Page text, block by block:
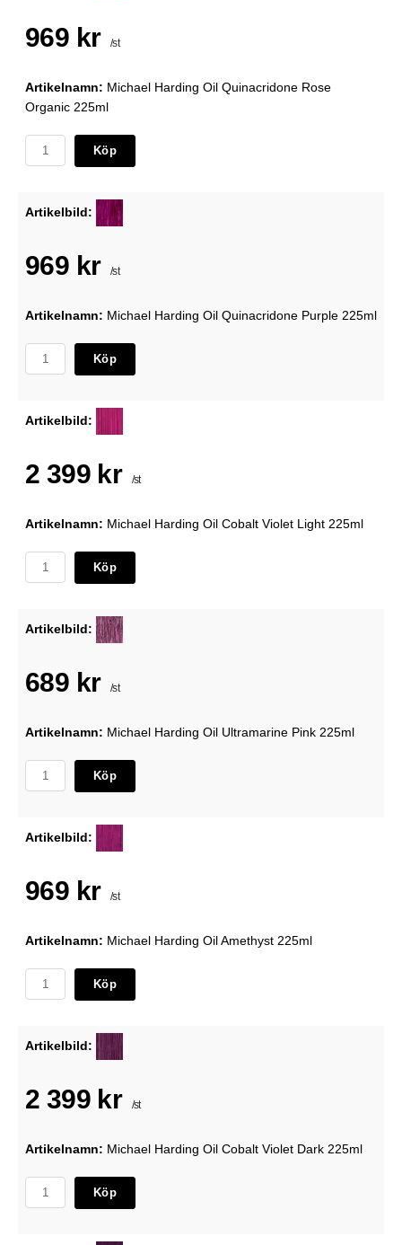
969 kr /st
Artikelnamn: Michael Harding Oil Quinacridone Rose
Organic 225ml
Köp
Artikelbild:
969 kr /st
Artikelnamn: Michael Harding Oil Quinacridone Purple 225ml
Köp
Artikelbild:
2 399 kr /st
Artikelnamn: Michael Harding Oil Cobalt Violet Light 225ml
Köp
Artikelbild:
689 kr /st
Artikelnamn: Michael Harding Oil Ultramarine Pink 225ml
Köp
Artikelbild:
969 kr /st
Artikelnamn: Michael Harding Oil Amethyst 225ml
Köp
Artikelbild:
2 399 kr /st
Artikelnamn: Michael Harding Oil Cobalt Violet Dark 225ml
Köp